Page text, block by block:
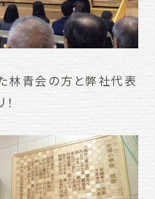
林青会の方と弊社代表